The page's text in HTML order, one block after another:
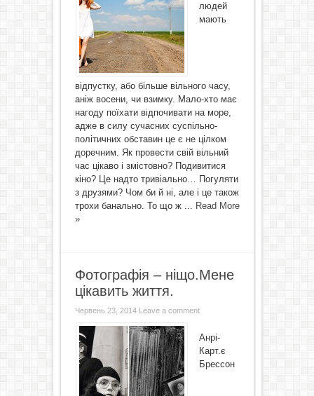
людей
мають
відпустку, або більше вільного часу,
аніж восени, чи взимку. Мало-хто має
нагоду поїхати відпочивати на море,
адже в силу сучасних суспільно-
політичних обставин це є не цілком
доречним. Як провести свій вільний
час цікаво і змістовно? Подивитися
кіно? Це надто тривіально… Погуляти
з друзями? Чом би й ні, але і це також
трохи банально. То що ж ... Read More
»
Фотографія – ніщо.Мене
цікавить життя.
Червень 23, 2014 Leave a comment
Анрі-
Карт.є
Брессон